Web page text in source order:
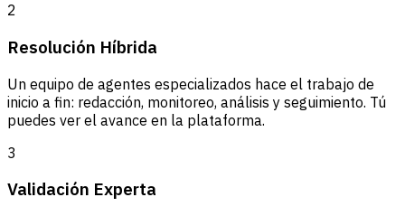
2
Resolución Híbrida
Un equipo de agentes especializados hace el trabajo de
inicio a fin: redacción, monitoreo, análisis y seguimiento. Tú
puedes ver el avance en la plataforma.
3
Validación Experta